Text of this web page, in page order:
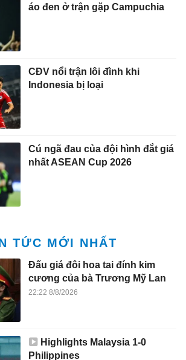
áo đen ở trận gặp Campuchia
CĐV nổi trận lôi đình khi
Indonesia bị loại
Cú ngã đau của đội hình đắt giá
nhất ASEAN Cup 2026
TỨC MỚI NHẤT
Đấu giá đôi hoa tai đính kim
cương của bà Trương Mỹ Lan
22:22 8/8/2026
Highlights Malaysia 1-0
Philippines